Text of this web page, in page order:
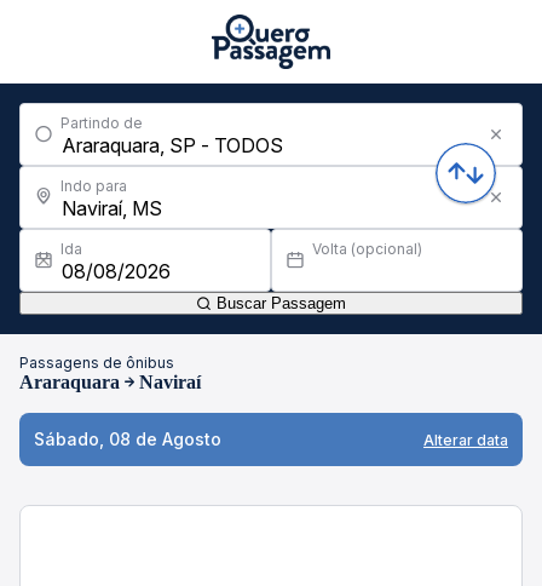
Partindo de
Indo para
Ida Volta (opcional)
Buscar Passagem
Passagens de ônibus
Araraquara Naviraí
Sábado, 08 de Agosto Alterar data